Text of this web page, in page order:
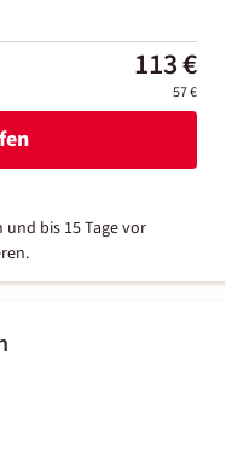
113 €
57 €
bis 15 Tage vor